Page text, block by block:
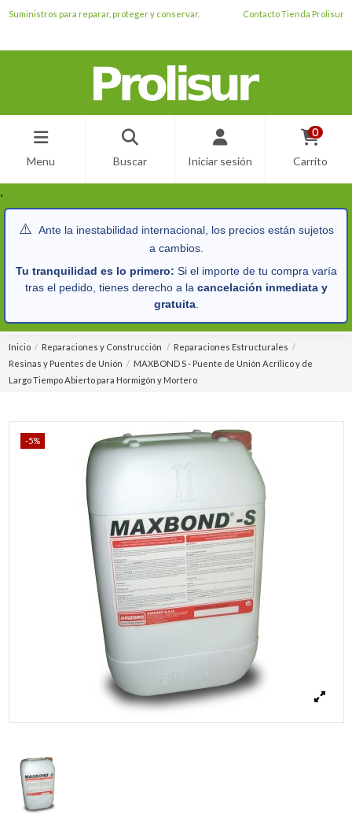
Suministros para reparar, proteger y conservar. Contacto Tienda Prolisur
Menu Buscar Iniciar sesión
0
Carrito
.
⚠️ Ante la inestabilidad internacional, los precios están sujetos
a cambios.
Tu tranquilidad es lo primero: Si el importe de tu compra varía
tras el pedido, tienes derecho a la cancelación inmediata y
gratuita.
Inicio Reparaciones y Construcción
Reparaciones Estructurales
Resinas y Puentes de Unión
MAXBOND S - Puente de Unión Acrílico y de
Largo Tiempo Abierto para Hormigón y Mortero
-5%